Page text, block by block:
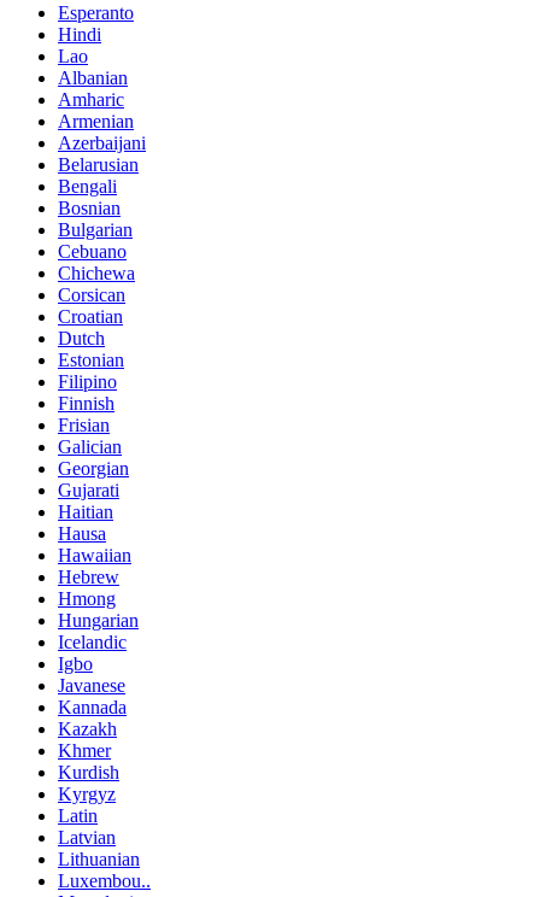
Esperanto
Hindi
Lao
Albanian
Amharic
Armenian
Azerbaijani
Belarusian
Bengali
Bosnian
Bulgarian
Cebuano
Chichewa
Corsican
Croatian
Dutch
Estonian
Filipino
Finnish
Frisian
Galician
Georgian
Gujarati
Haitian
Hausa
Hawaiian
Hebrew
Hmong
Hungarian
Icelandic
Igbo
Javanese
Kannada
Kazakh
Khmer
Kurdish
Kyrgyz
Latin
Latvian
Lithuanian
Luxembou..